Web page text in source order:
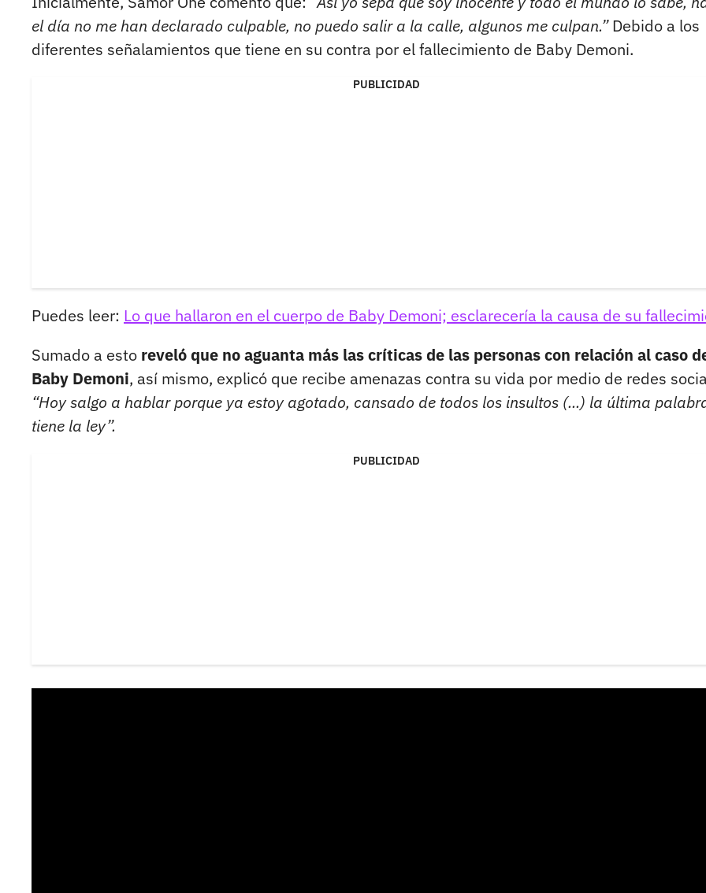
el día no me han declarado culpable, no puedo salir a la calle, algunos me culpan.”Debido a los
diferentes señalamientos que tiene en su contra por el fallecimiento de Baby Demoni.
PUBLICIDAD
Puedes leer: Lo que hallaron en el cuerpo de Baby Demoni; esclarecería la causa de su
Sumado a esto reveló que no aguanta más las críticas de las personas con relación al caso
Baby Demoni, así mismo, explicó que recibe amenazas contra su vida por medio de redes
“Hoy salgo a hablar porque ya estoy agotado, cansado de todos los insultos (...) la última
tiene la ley”.
PUBLICIDAD